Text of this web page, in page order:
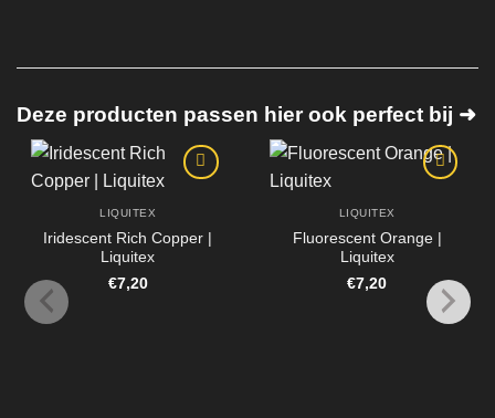
Deze producten passen hier ook perfect bij ➜
LIQUITEX
Iridescent Rich Copper |
Liquitex
€7,20
LIQUITEX
Fluorescent Orange |
Liquitex
€7,20